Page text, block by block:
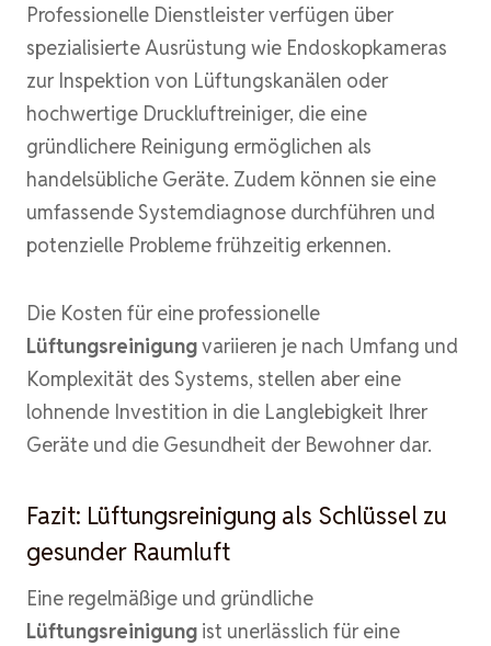
Professionelle Dienstleister verfügen über
spezialisierte Ausrüstung wie Endoskopkameras
zur Inspektion von Lüftungskanälen oder
hochwertige Druckluftreiniger, die eine
gründlichere Reinigung ermöglichen als
handelsübliche Geräte. Zudem können sie eine
umfassende Systemdiagnose durchführen und
potenzielle Probleme frühzeitig erkennen.
Die Kosten für eine professionelle
Lüftungsreinigungvariieren je nach Umfang und
Komplexität des Systems, stellen aber eine
lohnende Investition in die Langlebigkeit Ihrer
Geräte und die Gesundheit der Bewohner dar.
Fazit: Lüftungsreinigung als Schlüssel zu
gesunder Raumluft
Eine regelmäßige und gründliche
Lüftungsreinigung ist unerlässlich für eine